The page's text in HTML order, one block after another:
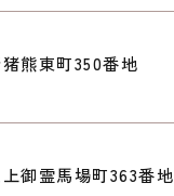
熊東町350番地
御霊馬場町363番地